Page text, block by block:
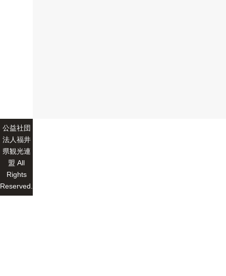
公益社団
法人福井
県観光連
盟 All
Rights
Reserved.